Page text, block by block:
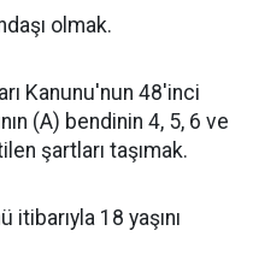
olmak.
Kanunu'nun 48'inci
(A) bendinin 4, 5, 6 ve
şartları taşımak.
18 yaşını